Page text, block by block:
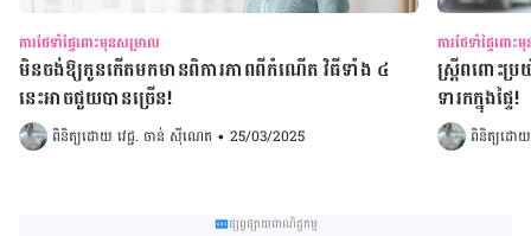
ការថែទាំផ្ទៃពោះមុនសម្រាល
មិនចង់ឱ្យកូនកើតមកមានពិការភាពពីកំណើត វិធីទាំង ៤
នេះអាចជួយបានច្រើន!
ពិនិត្យដោយ វេជ្ជ. ចាន់ ស៊ីណេត • 25/03/2025
ការថែទាំផ្ទៃពោ
ស្រ្តីពពោះប្
ទារកក្នុងផ្ទៃ!
ពិនិត្យដោ
ផ្សព្វផ្សាយពាណិជ្ជកម្ម